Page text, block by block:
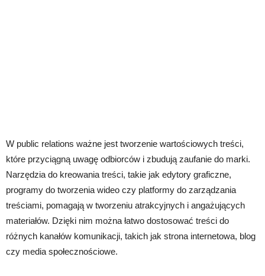
W public relations ważne jest tworzenie wartościowych treści,
które przyciągną uwagę odbiorców i zbudują zaufanie do marki.
Narzędzia do kreowania treści, takie jak edytory graficzne,
programy do tworzenia wideo czy platformy do zarządzania
treściami, pomagają w tworzeniu atrakcyjnych i angażujących
materiałów. Dzięki nim można łatwo dostosować treści do
różnych kanałów komunikacji, takich jak strona internetowa, blog
czy media społecznościowe.